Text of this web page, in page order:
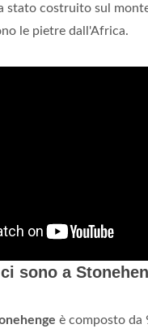
stato costruito sul
le pietre dall'Africa.
sono a
è composto da